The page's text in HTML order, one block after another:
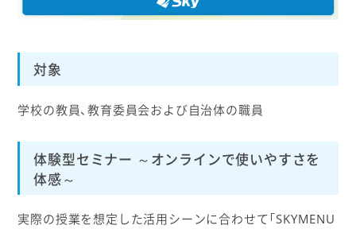
対象
学校の教員、教育委員会および自治体の職員
体験型セミナー ～オンラインで使いやすさを
体感～
実際の授業を想定した活用シーンに合わせて「SKYMENU